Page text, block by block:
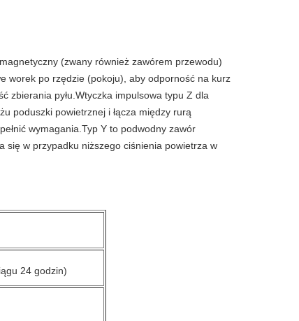
(zwany również zawórem przewodu)
worek po rzędzie (pokoju), aby odporność na kurz
zbierania pyłu.Wtyczka impulsowa typu Z dla
poduszki powietrznej i łącza między rurą
wymagania.Typ Y to podwodny zawór
się w przypadku niższego ciśnienia powietrza w
24 godzin)